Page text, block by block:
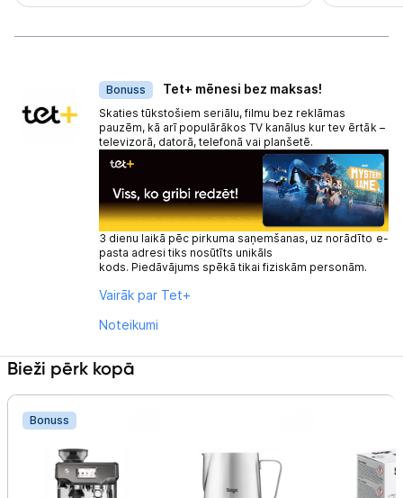
Bonuss Tet+ mēnesi bez maksas!
Skaties tūkstošiem seriālu, filmu bez reklāmas
pauzēm, kā arī populārākos TV kanālus kur tev ērtāk –
televizorā, datorā, telefonā vai planšetē.
3 dienu laikā pēc pirkuma saņemšanas, uz norādīto e-
pasta adresi tiks nosūtīts unikāls
kods. Piedāvājums spēkā tikai fiziskām personām.
Vairāk par Tet+
Noteikumi
Bieži pērk kopā
Bonuss